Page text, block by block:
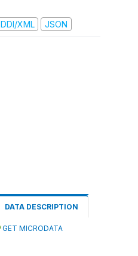
DDI/XML JSON
DATA DESCRIPTION
GET MICRODATA